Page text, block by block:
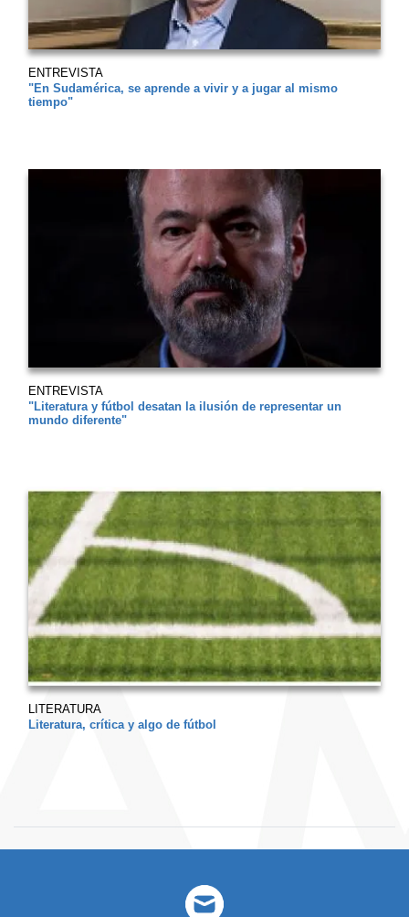
ENTREVISTA
"En Sudamérica, se aprende a vivir y a jugar al mismo
tiempo"
ENTREVISTA
"Literatura y fútbol desatan la ilusión de representar un
mundo diferente"
LITERATURA
Literatura, crítica y algo de fútbol